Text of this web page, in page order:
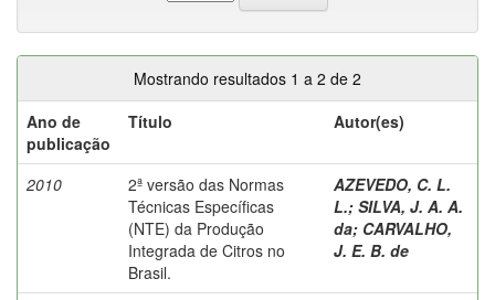
Mostrando resultados 1 a 2 de 2
Ano de
publicação
Título Autor(es)
2010
2ª versão das Normas
Técnicas Específicas
(NTE) da Produção
Integrada de Citros no
Brasil.
AZEVEDO, C. L.
L.; SILVA, J. A. A.
da; CARVALHO,
J. E. B. de